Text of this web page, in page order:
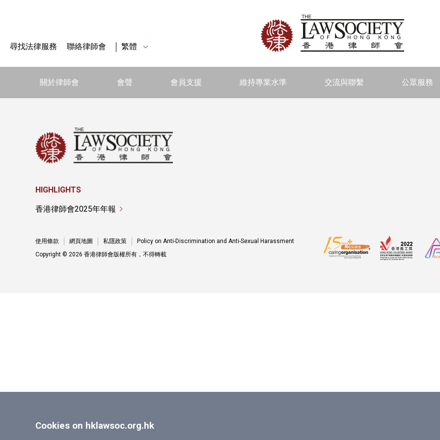
尋找法律服務 聯絡律師會 繁體
關於律師會 會聲 會員支援 維持專業水準 交流與聯繫 公眾服務
Cookies on hklawsoc.org.hk
HIGHLIGHTS
香港律師會2025年年報
使用條款 網頁地圖 私隱政策
Policy on Anti-Discrimination and Anti-Sexual Harassment
Copyright © 2026 香港律師會版權所有，不得轉載